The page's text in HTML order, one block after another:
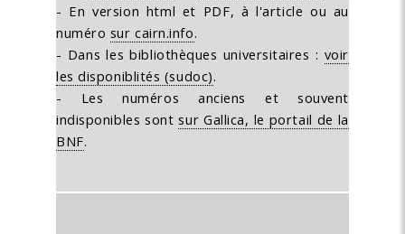
- En version html et PDF, à l'article ou au
numéro sur cairn.info.
- Dans les bibliothèques universitaires : voir
les disponiblités (sudoc).
- Les numéros anciens et souvent
indisponibles sontsur Gallica, le portail de la
BNF.